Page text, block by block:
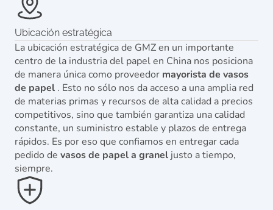
Ubicación estratégica
La ubicación estratégica de GMZ en un importante
centro de la industria del papel en China nos posiciona
de manera única como proveedor mayorista de vasos
de papel . Esto no sólo nos da acceso a una amplia red
de materias primas y recursos de alta calidad a precios
competitivos, sino que también garantiza una calidad
constante, un suministro estable y plazos de entrega
rápidos. Es por eso que confiamos en entregar cada
pedido de vasos de papel a granel justo a tiempo,
siempre.